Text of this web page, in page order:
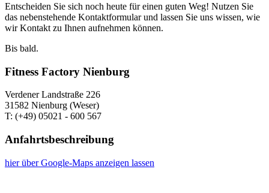
Entscheiden Sie sich noch heute für einen guten Weg! Nutzen Sie
das nebenstehende Kontaktformular und lassen Sie uns wissen, wie
wir Kontakt zu Ihnen aufnehmen können.
Bis bald.
Fitness Factory Nienburg
Verdener Landstraße 226
31582 Nienburg (Weser)
T: (+49) 05021 - 600 567
Anfahrtsbeschreibung
hier über Google-Maps anzeigen lassen